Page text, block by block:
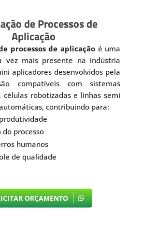
de Processos de
Aplicação
processos de aplicaçãoé uma
vez mais presente na indústria
aplicadores desenvolvidos pela
compatíveis com sistemas
células robotizadas e linhas semi
contribuindo para:
do processo
humanos
de qualidade
ORÇAMENTO